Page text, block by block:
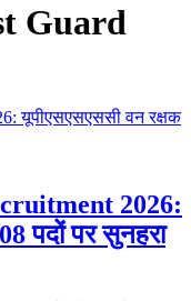
Guard
2026:
पदों पर सुनहरा